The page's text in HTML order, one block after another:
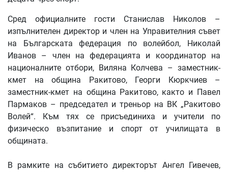
Сред официалните гости Станислав Николов –
изпълнителен директор и член на Управителния съвет
на Българската федерация по волейбол, Николай
Иванов – член на федерацията и координатор на
националните отбори, Виляна Колчева – заместник-
кмет на община Ракитово, Георги Кюркчиев –
заместник-кмет на община Ракитово, както и Павел
Пармаков – председател и треньор на ВК „Ракитово
Волей“. Към тях се присъединиха и учители по
физическо възпитание и спорт от училищата в
общината.
В рамките на събитието директорът Ангел Гивечев,